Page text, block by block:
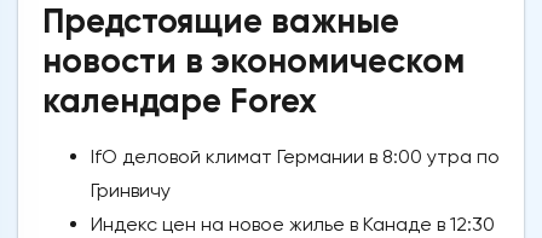
Предстоящие важные
новости в экономическом
календаре Forex
IfO деловой климат Германии в 8:00 утра по
Гринвичу
Индекс цен на новое жилье в Канаде в 12:30